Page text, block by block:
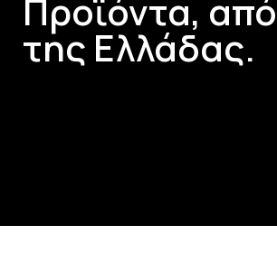
Προϊόντα,
της Ελλάδας.